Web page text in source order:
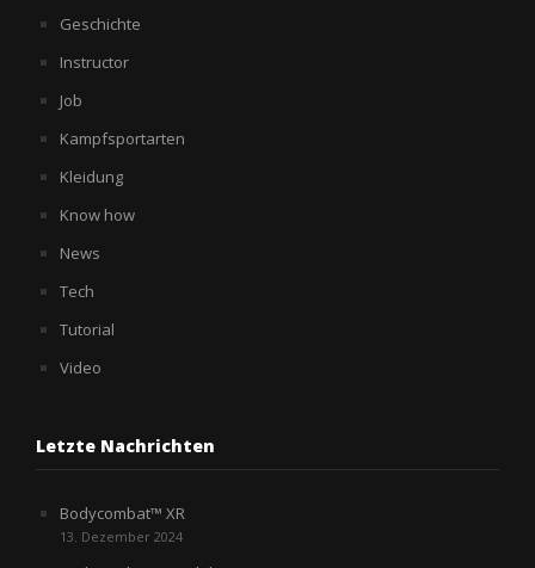
Geschichte
Instructor
Job
Kampfsportarten
Kleidung
Know how
News
Tech
Tutorial
Video
Letzte Nachrichten
Bodycombat™ XR
13. Dezember 2024